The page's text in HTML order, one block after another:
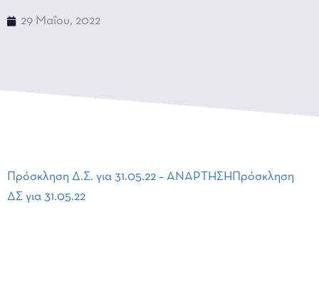
29 Μαΐου, 2022
Πρόσκληση Δ.Σ. για 31.05.22 – ΑΝΑΡΤΗΣΗΠρόσκληση
ΔΣ για 31.05.22